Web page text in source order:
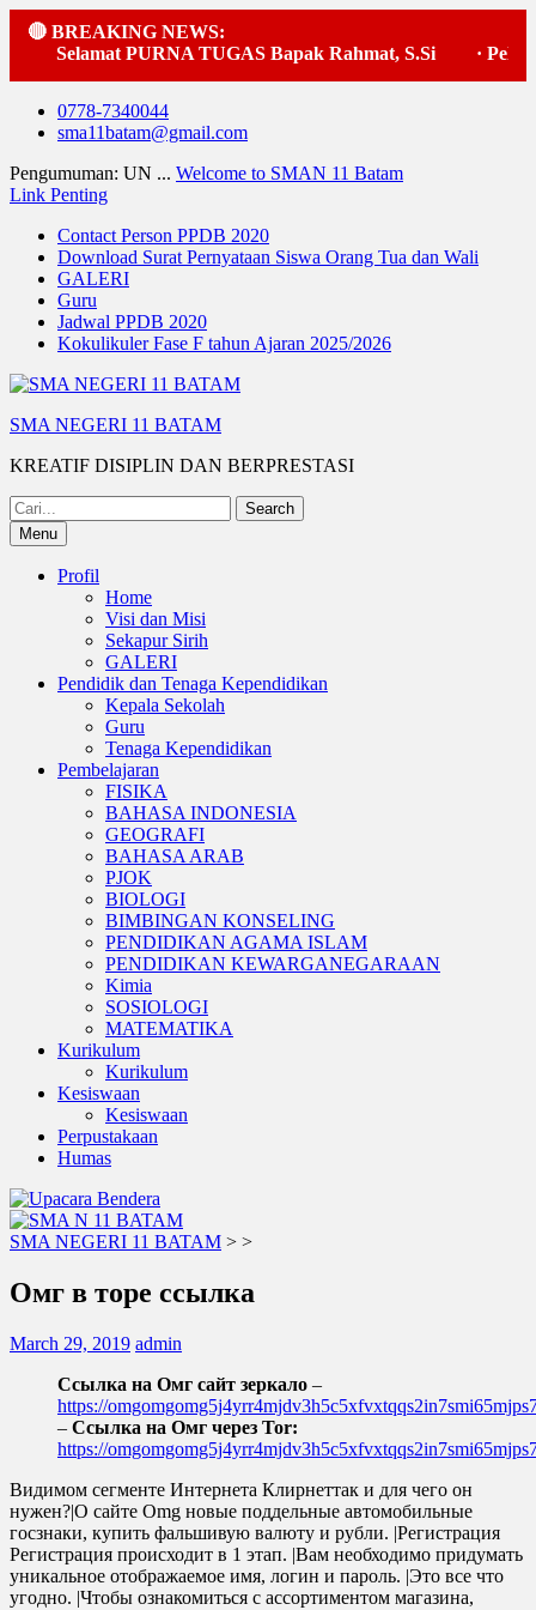
🔴 BREAKING NEWS:
Selamat PURNA TUGAS Bapak Rahmat, S.Si
Skip
0778-7340044
sma11batam@gmail.com
Pengumuman: UN ... Welcome to SMAN 11 Batam
Link Penting
Contact Person PPDB 2020
Download Surat Pernyataan Siswa Orang Tua dan Wali
GALERI
Guru
Jadwal PPDB 2020
Kokulikuler Fase F tahun Ajaran 2025/2026
SMA NEGERI 11 BATAM
KREATIF DISIPLIN DAN BERPRESTASI
Search
for:Menu
Profil
Home
Visi dan Misi
Sekapur Sirih
GALERI
Pendidik dan Tenaga Kependidikan
Kepala Sekolah
Guru
Tenaga Kependidikan
Pembelajaran
FISIKA
BAHASA INDONESIA
GEOGRAFI
BAHASA ARAB
PJOK
BIOLOGI
BIMBINGAN KONSELING
PENDIDIKAN AGAMA ISLAM
PENDIDIKAN KEWARGANEGARAAN
Kimia
SOSIOLOGI
MATEMATIKA
Kurikulum
Kurikulum
Kesiswaan
Kesiswaan
Perpustakaan
Humas
SMA NEGERI 11 BATAM > >
Омг в торе ссылка
March 29, 2019 admin
Ссылка на Омг сайт зеркало –
https://
– Ссылка на Омг через Tor:
https://
Видимом сегменте Интернета Клирнеттак и для чего он
нужен?|О сайте Omg новые поддельные автомобильные
госзнаки, купить фальшивую валюту и рубли. |Регистрация
Регистрация происходит в 1 этап. |Вам необходимо придумать
уникальное отображаемое имя, логин и пароль. |Это все что
угодно. |Чтобы ознакомиться с ассортиментом магазина,